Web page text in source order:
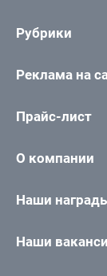
Рубрики
Реклама на
Прайс-лист
О компании
Наши
Наши